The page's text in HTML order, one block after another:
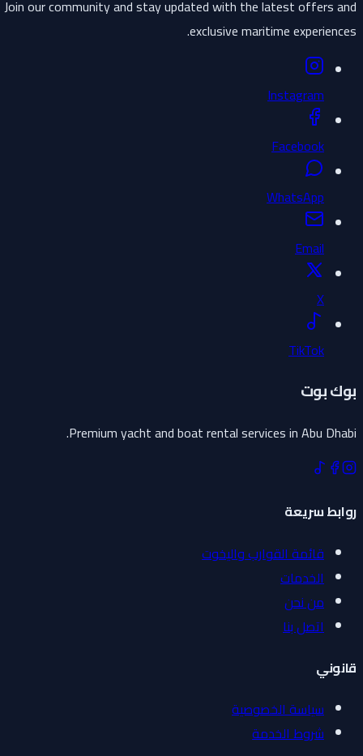
Join our community and stay updated with the latest offers and
exclusive maritime experiences.
Instagram
Facebook
WhatsApp
Email
X
TikTok
بوك بوت
Premium yacht and boat rental services in Abu Dhabi.
روابط سريعة
قائمة القوارب واليخوت
الخدمات
من نحن
اتصل بنا
قانوني
سياسة الخصوصية
شروط الخدمة